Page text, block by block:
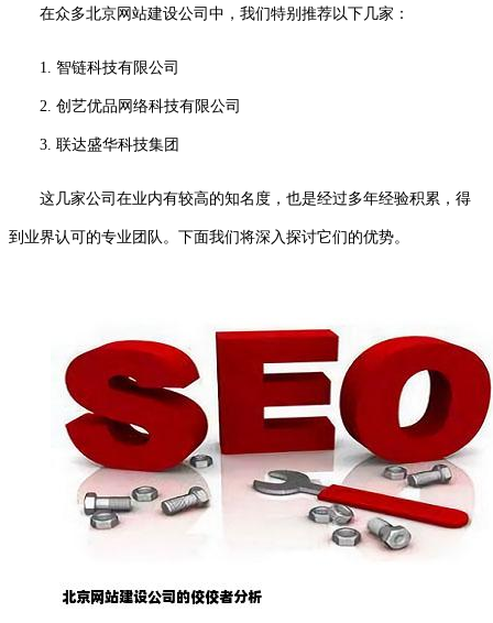
在众多北京网站建设公司中，我们特别推荐以下几家：
1. 智链科技有限公司
2. 创艺优品网络科技有限公司
3. 联达盛华科技集团
这几家公司在业内有较高的知名度，也是经过多年经验积累，得
到业界认可的专业团队。下面我们将深入探讨它们的优势。